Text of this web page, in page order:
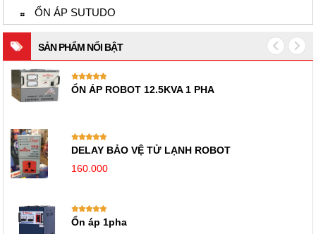
ỔN ÁP SUTUDO
SẢN PHẨM NỔI BẬT
ỔN ÁP ROBOT 12.5KVA 1 PHA
DELAY BẢO VỆ TỬ LẠNH ROBOT
160.000
Ổn áp 1pha